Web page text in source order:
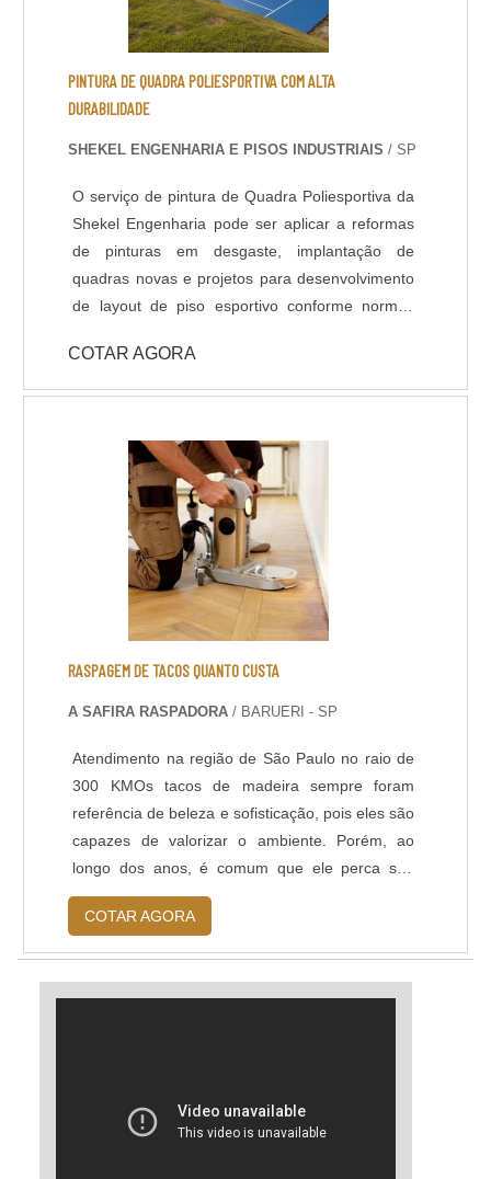
polimento, é um acabamento que confere maior
resistência e brilho ao piso, devido ao aumento
da densidade do concreto na superfície, que
ocorre após um polimento gradual com discos
endurecedores de superfície. Neste acabamento
agregado ficar aparente.
PINTURA DE QUADRA POLIESPORTIVA COM ALTA
DURABILIDADE
SHEKEL ENGENHARIA E PISOS INDUSTRIAIS / SP
O serviço de pintura de Quadra Poliesportiva da
Shekel Engenharia pode ser aplicar a reformas
de pinturas em desgaste, implantação de
quadras novas e projetos para desenvolvimento
de layout de piso esportivo conforme normas
desempenho padrão para pisos esportivos é o
Poliuretano, também conhecido como tinta
variações térmicas, atritos e dilatações. Possui
grande variedade de cores e acabamentos,
podendo ser antiderrapante. DADOS
TÉCNICOS: - Resistência química a ácidos e
bases; - Cura rápida a partir de 8 horas; - Isento
de solventes; - Alta durabilidade e resistência
UV. - Alta resistência mecânica e a choque
térmico; - Resistência à abrasão; - Baixo odor e
baixo VOC; - Acabamento liso e antiderrapante; -
C; - Atende a norma LEED.
COTAR AGORA
RASPAGEM DE TACOS QUANTO CUSTA
A SAFIRA RASPADORA / BARUERI - SP
Atendimento na região de São Paulo no raio de
300 KMOs tacos de madeira sempre foram
referência de beleza e sofisticação, pois eles são
capazes de valorizar o ambiente. Porém, ao
longo dos anos, é comum que ele perca seu
brilho e ganhe uma aparência acabada. Nessas
circunstâncias, a melhor opção é a raspagem de
tacos quanto custa.PRINCIPAIS FUNÇÕESO
COTAR AGORA